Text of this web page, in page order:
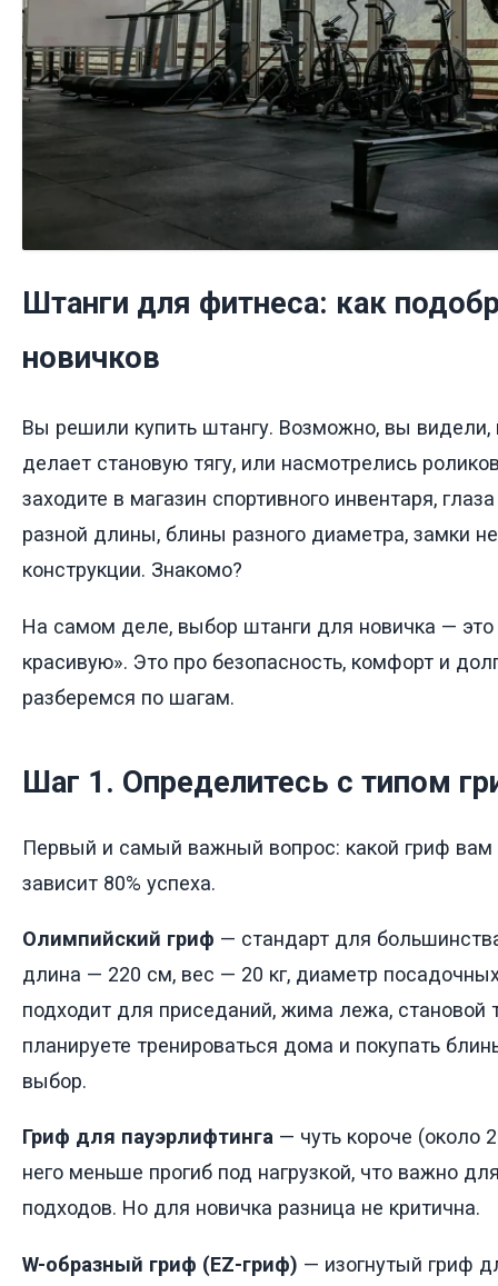
Штанги для фитнеса: как
новичков
Вы решили купить штангу. Возможно, вы видели,
делает становую тягу, или насмотрелись
заходите в магазин спортивного инвентаря,
разной длины, блины разного диаметра, замки
конструкции. Знакомо?
На самом деле, выбор штанги для новичка — это
красивую». Это про безопасность, комфорт и
разберемся по шагам.
Шаг 1. Определитесь с типом
Первый и самый важный вопрос: какой гриф вам
зависит 80% успеха.
Олимпийский гриф — стандарт для
длина — 220 см, вес — 20 кг, диаметр
подходит для приседаний, жима лежа, становой
планируете тренироваться дома и покупать
выбор.
Гриф для пауэрлифтинга — чуть короче (около
него меньше прогиб под нагрузкой, что важно
подходов. Но для новичка разница не критична.
W-образный гриф (EZ-гриф) — изогнутый гриф